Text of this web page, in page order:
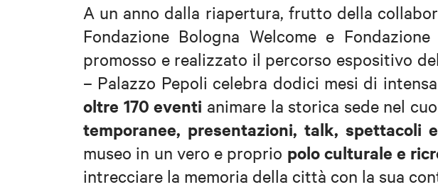
A un anno dalla riapertura, frutto della
Fondazione Bologna Welcome e
promosso e realizzato il percorso espositivo
– Palazzo Pepoli celebra dodici mesi di
oltre 170 eventi animare la storica sede nel
temporanee, presentazioni, talk, spettacoli
museo in un vero e proprio polo culturale e
intrecciare la memoria della città con la sua